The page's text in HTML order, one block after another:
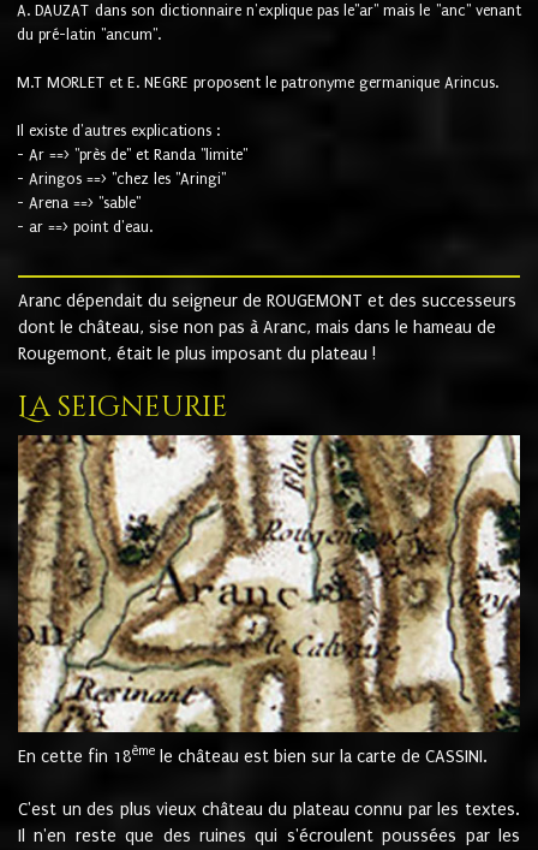
A. DAUZAT dans son dictionnaire n'explique pas le"ar" mais le "anc" venant
du pré-latin "ancum".
M.T MORLET et E. NEGRE proposent le patronyme germanique Arincus.
Il existe d'autres explications :
- Ar ==> "près de" et Randa "limite"
- Aringos ==> "chez les "Aringi"
- Arena ==> "sable"
- ar ==> point d'eau.
Aranc dépendait du seigneur de ROUGEMONT et des successeurs
dont le château, sise non pas à Aranc, mais dans le hameau de
Rougemont, était le plus imposant du plateau !
La seigneurie
En cette fin 18ème le château est bien sur la carte de CASSINI.
C'est un des plus vieux château du plateau connu par les textes.
Il n'en reste que des ruines qui s'écroulent poussées par les